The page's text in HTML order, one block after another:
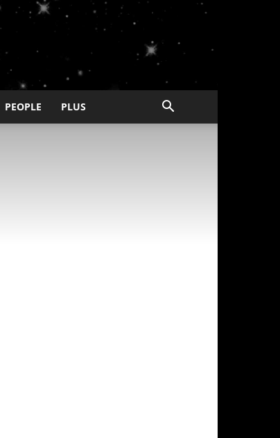
PEOPLE PLUS